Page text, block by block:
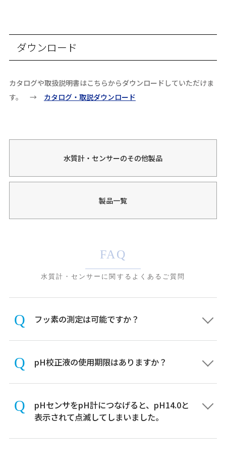
ダウンロード
カタログや取扱説明書はこちらからダウンロードしていただけま
す。 → カタログ・取説ダウンロード
水質計・センサーのその他製品
製品一覧
FAQ
水質計・センサーに関するよくあるご質問
フッ素の測定は可能ですか？
pH校正液の使用期限はありますか？
pHセンサをpH計につなげると、pH14.0と
表示されて点滅してしまいました。